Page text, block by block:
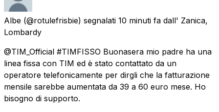
Albe (@rotulefrisbie) segnalati 10 minuti fa dall' Zanica,
Lombardy
@TIM_Official #TIMFISSO Buonasera mio padre ha una
linea fissa con TIM ed è stato contattato da un
operatore telefonicamente per dirgli che la fatturazione
mensile sarebbe aumentata da 39 a 60 euro mese. Ho
bisogno di supporto.